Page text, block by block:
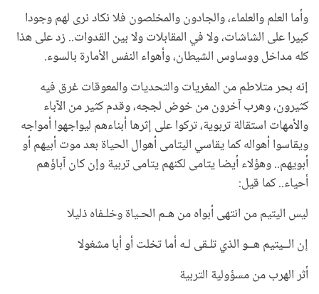
وأما العلم والعلماء، والجادون والمخلصون فلا نكاد نرى لهم وجودا
كبيرا على الشاشات، ولا في المقابلات ولا بين القدوات.. زد على هذا
كله مداخل ووساوس الشيطان، وأهواء النفس الأمارة بالسوء.
إنه بحر متلاطم من المغريات والتحديات والمعوقات غرق فيه
كثيرون، وهرب آخرون من خوض لججه، وقدم كثير من الآباء
والأمهات استقالة تربوية، تركوا على إثرها أبناءهم ليواجهوا أمواجه
ويقاسوا أهواله كما يقاسي اليتامى أهوال الحياة بعد موت أبيهم أو
أبويهم.. وهؤلاء أيضا يتامى لكنهم يتامى تربية وإن كان آباؤهم
أحياء.. كما قيل:
ليس اليتيم من انتهى أبواه منهـم الحـياة وخلـفاه ذليلا
إن الــيتيم هــو الذي تلـقى لـه أما تخلت أو أبا مشغولا
أثر الهرب من مسؤولية التربية